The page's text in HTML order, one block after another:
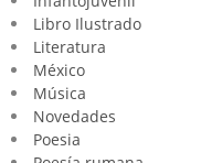
Libro Ilustrado
Literatura
México
Música
Novedades
Poesia